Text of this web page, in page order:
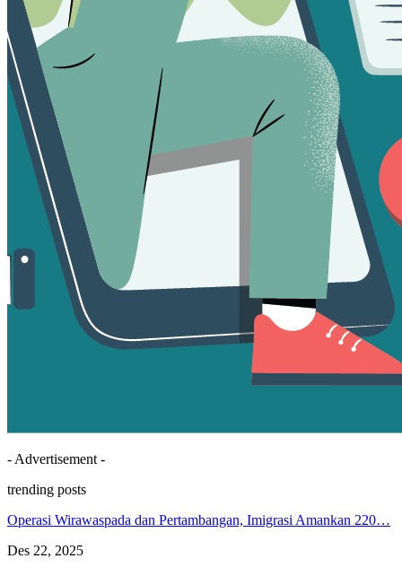
- Advertisement -
trending posts
Operasi Wirawaspada dan Pertambangan, Imigrasi Amankan 220…
Des 22, 2025